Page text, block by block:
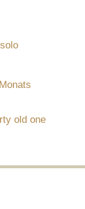
old one